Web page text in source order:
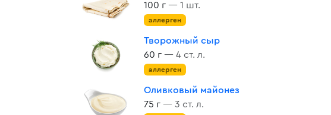
100 г — 1 шт.
аллерген
Творожный сыр
60 г — 4 ст. л.
аллерген
Оливковый майонез
75 г — 3 ст. л.